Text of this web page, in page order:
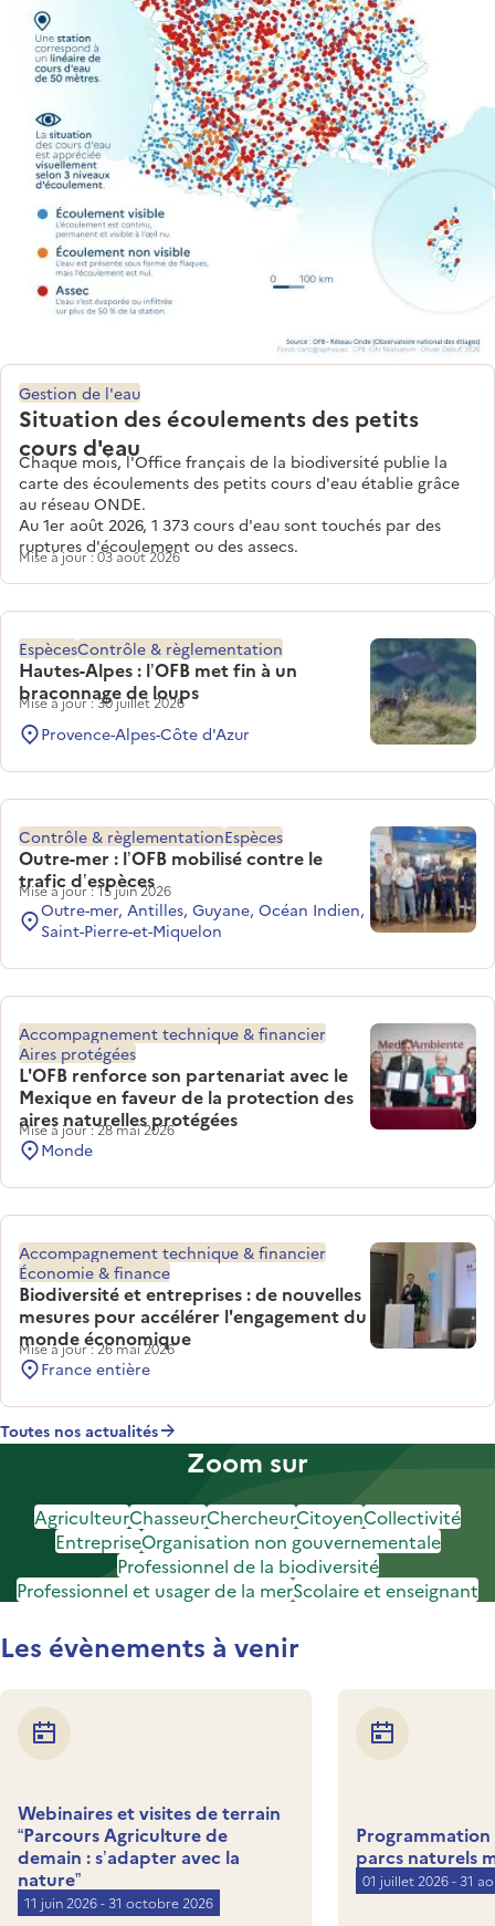
Situation des écoulements des petits
cours d'eau
Gestion de l'eau
Chaque mois, l'Office français de la biodiversité publie la
carte des écoulements des petits cours d'eau établie grâce
au réseau ONDE.
Au 1er août 2026, 1 373 cours d'eau sont touchés par des
ruptures d'écoulement ou des assecs.
Mise à jour : 03 août 2026
Hautes-Alpes : l’OFB met fin à un
braconnage de loups
EspècesContrôle & règlementation
Mise à jour : 30 juillet 2026
Provence-Alpes-Côte d'Azur
Outre-mer : l’OFB mobilisé contre le
trafic d’espèces
Contrôle & règlementationEspèces
Mise à jour : 15 juin 2026
Outre-mer, Antilles, Guyane, Océan Indien,
Saint-Pierre-et-Miquelon
L'OFB renforce son partenariat avec le
Mexique en faveur de la protection des
aires naturelles protégées
Accompagnement technique & financier
Aires protégées
Mise à jour : 28 mai 2026
Monde
Biodiversité et entreprises : de nouvelles
mesures pour accélérer l'engagement du
monde économique
Accompagnement technique & financier
Économie & finance
Mise à jour : 26 mai 2026
France entière
Toutes nos actualités
Zoom sur
AgriculteurChasseurChercheurCitoyenCollectivité
EntrepriseOrganisation non gouvernementale
Professionnel de la biodiversité
Professionnel et usager de la merScolaire et enseignant
Les évènements à venir
Webinaires et visites de terrain
“Parcours Agriculture de
demain : s’adapter avec la
nature”
11 juin 2026 - 31 octobre 2026
Programmation
parcs naturels
01 juillet 2026 - 31